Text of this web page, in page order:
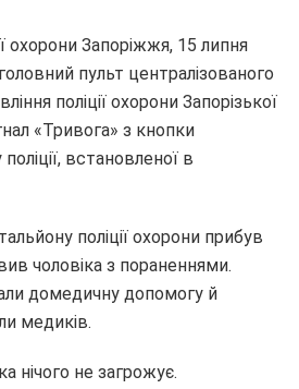
охорони Запоріжжя, 15 липня
пульт централізованого
поліції охорони Запорізької
«Тривога» з кнопки
встановленої в
поліції охорони прибув
чоловіка з пораненнями.
домедичну допомогу й
медиків.
нічого не загрожує.